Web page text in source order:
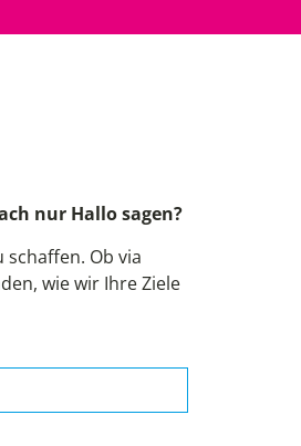
nur Hallo sagen?
Ob via
wie wir Ihre Ziele